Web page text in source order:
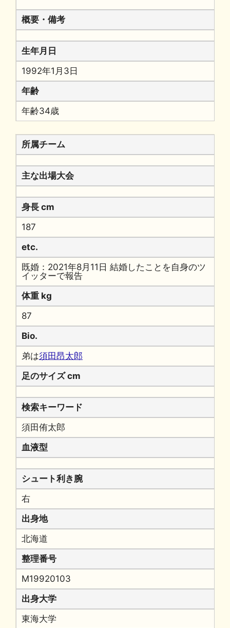
概要・備考
生年月日
1992年1月3日
年齢
年齢34歳
所属チーム
主な出場大会
身長 cm
187
etc.
既婚：2021年8月11日 結婚したことを自身のツ
イッターで報告
体重 kg
87
Bio.
弟は須田昂太郎
足のサイズ cm
検索キーワード
須田侑太郎
血液型
シュート利き腕
右
出身地
北海道
整理番号
M19920103
出身大学
東海大学